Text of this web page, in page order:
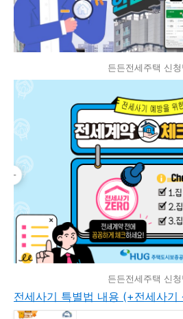
든든전세주택 신청
든든전세주택 신청
전세사기 특별법 내용 (+전세사기